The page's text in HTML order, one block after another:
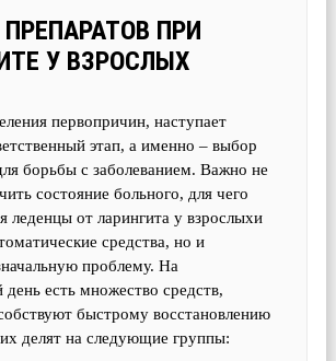
ПРИ
У ВЗРОСЛЫХ
первопричин, наступает
этап, а именно – выбор
борьбы с заболеванием. Важно не
состояние больного, для чего
леденцы от ларингита у взрослыхи
средства, но и
проблему. На
есть множество средств,
быстрому восстановлению
делят на следующие группы: